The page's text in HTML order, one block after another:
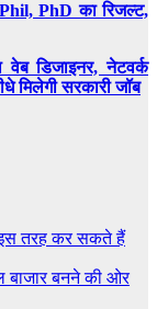
PhD का रिजल्ट,
डिजाइनर, नेटवर्क
मिलेगी सरकारी जॉब
तरह कर सकते हैं
बाजार बनने की ओर